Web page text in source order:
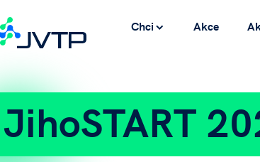
Chci Akce
JihoSTART